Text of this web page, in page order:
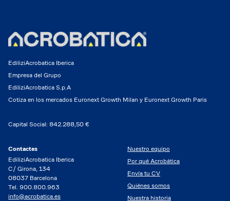
EdiliziAcrobatica Iberica
Empresa del Grupo
EdiliziAcrobatica S.p.A
Cotiza en los mercados Euronext Growth Milan y Euronext Growth Paris
Capital Social: 842.288,50 €
Contactes
EdiliziAcrobatica Iberica
C/ Girona, 134
08037 Barcelona
Tel. 900.800.963
info@acrobatica.es
Nuestro equipo
Por qué Acrobática
Envía tu CV
Quiénes somos
Nuestra historia